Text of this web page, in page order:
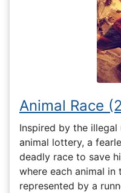
Animal Race
Inspired by the
animal lottery, a
deadly race to save
where each animal in
represented by a